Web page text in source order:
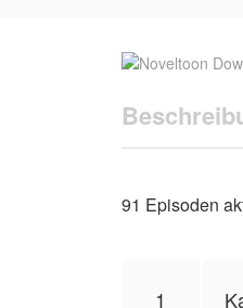
den
91 Episoden
1